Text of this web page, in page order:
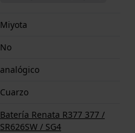
Miyota
No
analógico
Cuarzo
Batería Renata R377 377 /
SR626SW / SG4